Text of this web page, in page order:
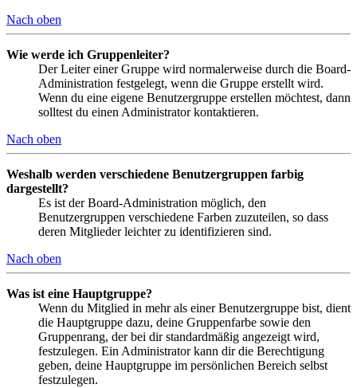
Nach oben
Wie werde ich Gruppenleiter?
Der Leiter einer Gruppe wird normalerweise durch die Board-
Administration festgelegt, wenn die Gruppe erstellt wird.
Wenn du eine eigene Benutzergruppe erstellen möchtest, dann
solltest du einen Administrator kontaktieren.
Nach oben
Weshalb werden verschiedene Benutzergruppen farbig
dargestellt?
Es ist der Board-Administration möglich, den
Benutzergruppen verschiedene Farben zuzuteilen, so dass
deren Mitglieder leichter zu identifizieren sind.
Nach oben
Was ist eine Hauptgruppe?
Wenn du Mitglied in mehr als einer Benutzergruppe bist, dient
die Hauptgruppe dazu, deine Gruppenfarbe sowie den
Gruppenrang, der bei dir standardmäßig angezeigt wird,
festzulegen. Ein Administrator kann dir die Berechtigung
geben, deine Hauptgruppe im persönlichen Bereich selbst
festzulegen.